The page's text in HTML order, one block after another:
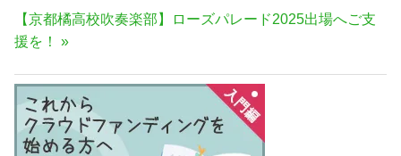
ビ
ゲ
ー
シ
ョ
ン
事:
次
の
事:
【京都橘高校吹奏楽部】ローズパレード2025出場へご支
援を！